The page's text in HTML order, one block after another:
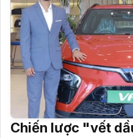
Chiến lược "vết